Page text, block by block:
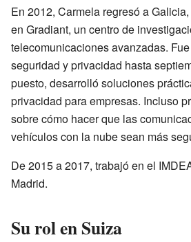
En 2012, Carmela regresó a
en Gradiant, un centro de
telecomunicaciones avanzadas.
seguridad y privacidad hasta
puesto, desarrolló soluciones
privacidad para empresas. Incluso
sobre cómo hacer que las
vehículos con la nube sean más
De 2015 a 2017, trabajó en el
Madrid.
Su rol en Suiza